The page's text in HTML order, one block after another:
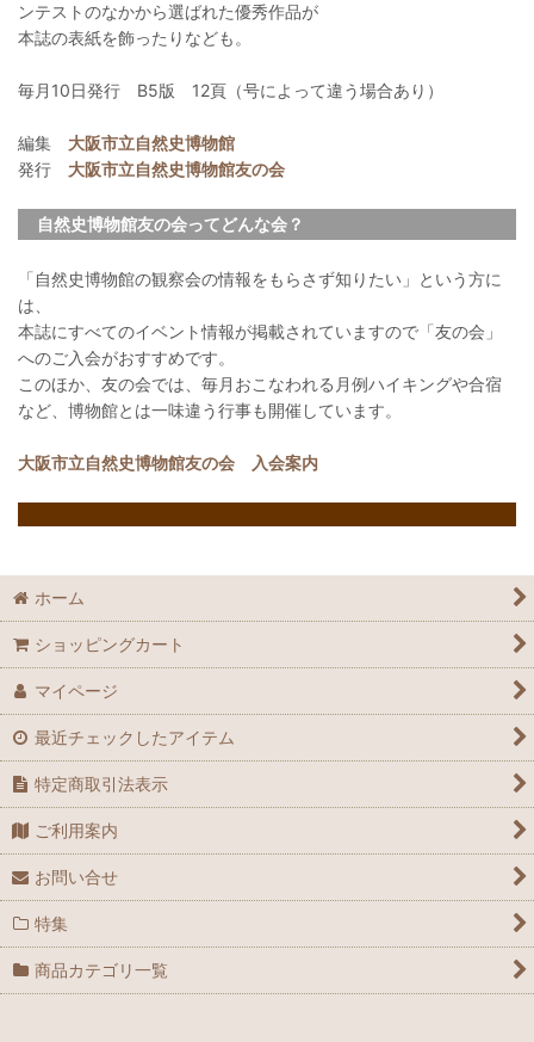
ンテストのなかから選ばれた優秀作品が
本誌の表紙を飾ったりなども。
毎月10日発行 B5版 12頁（号によって違う場合あり）
編集 大阪市立自然史博物館
発行 大阪市立自然史博物館友の会
自然史博物館友の会ってどんな会？
「自然史博物館の観察会の情報をもらさず知りたい」という方に
は、
本誌にすべてのイベント情報が掲載されていますので「友の会」
へのご入会がおすすめです。
このほか、友の会では、毎月おこなわれる月例ハイキングや合宿
など、博物館とは一味違う行事も開催しています。
大阪市立自然史博物館友の会 入会案内
ホーム
ショッピングカート
マイページ
最近チェックしたアイテム
特定商取引法表示
ご利用案内
お問い合せ
特集
商品カテゴリ一覧